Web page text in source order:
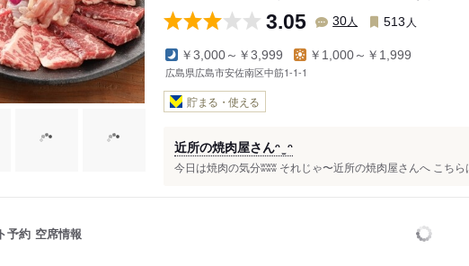
3.05 30人 513 人
￥3,000～￥3,999
￥1,000～￥1,999
広島県広島市安佐南区中筋1-1-1
貯まる・使える
近所の焼肉屋さんᵔ ̫ ᵔ
今日は焼肉の気分ʬʬʬ それじゃ〜近所の焼肉屋さんへ こち
予約 空席情報